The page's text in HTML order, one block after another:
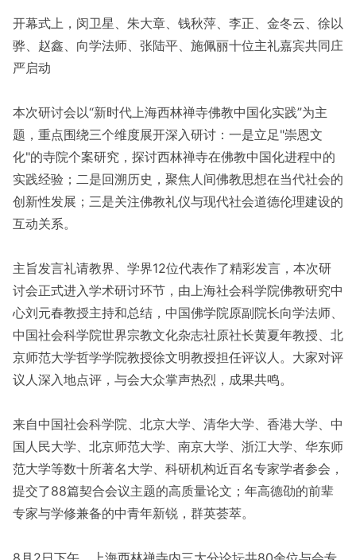
开幕式上，闵卫星、朱大章、钱秋萍、李正、金冬云、徐以
骅、赵鑫、向学法师、张陆平、施佩丽十位主礼嘉宾共同庄
严启动
本次研讨会以“新时代上海西林禅寺佛教中国化实践”为主
题，重点围绕三个维度展开深入研讨：一是立足"崇恩文
化"的寺院个案研究，探讨西林禅寺在佛教中国化进程中的
实践经验；二是回溯历史，聚焦人间佛教思想在当代社会的
创新性发展；三是关注佛教礼仪与现代社会道德伦理建设的
互动关系。
主旨发言礼请教界、学界12位代表作了精彩发言，本次研
讨会正式进入学术研讨环节，由上海社会科学院佛教研究中
心刘元春教授主持和总结，中国佛学院原副院长向学法师、
中国社会科学院世界宗教文化杂志社原社长黄夏年教授、北
京师范大学哲学学院教授徐文明教授担任评议人。大家对评
议人深入地点评，与会大众掌声热烈，成果共鸣。
来自中国社会科学院、北京大学、清华大学、香港大学、中
国人民大学、北京师范大学、南京大学、浙江大学、华东师
范大学等数十所著名大学、科研机构近百名专家学者参会，
提交了88篇契合会议主题的高质量论文；年高德劭的前辈
专家与学修兼备的中青年新锐，群英荟萃。